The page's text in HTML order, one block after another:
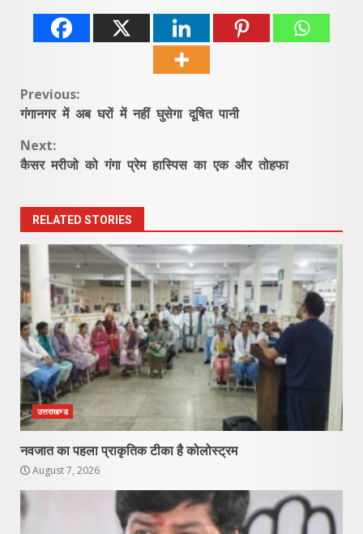
Continue
Previous:
गंगानगर में अब घरों में नहीं घुसेगा दूषित पानी
Next:
कैसर मरीजो को गंगा प्रेम हास्पिस का एक और तोहफा
RELATED STORIES
उत्तराखण्ड
नवजात का पहला प्राकृतिक टीका है कोलोस्ट्रम
August 7, 2026